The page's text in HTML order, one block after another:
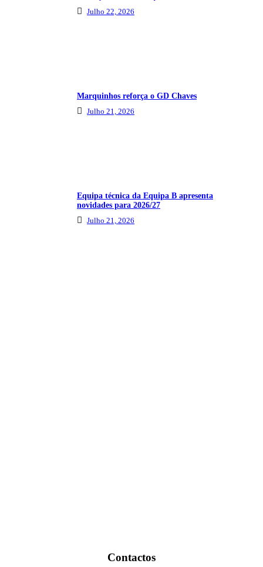
Julho 22, 2026
Marquinhos reforça o GD Chaves
Julho 21, 2026
Equipa técnica da Equipa B apresenta
novidades para 2026/27
Julho 21, 2026
Contactos